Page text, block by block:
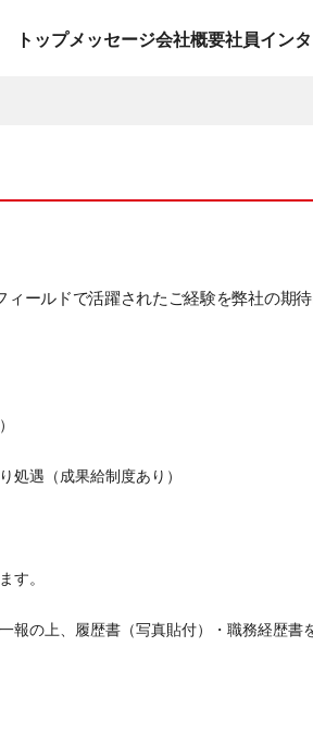
トップメッセージ会社概要社員イン
ールドで活躍されたご経験を弊社の期
処遇（成果給制度あり）
す。
報の上、履歴書（写真貼付）・職務経歴書